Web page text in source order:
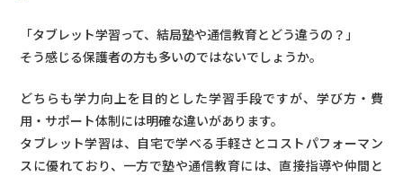
「タブレット学習って、結局塾や通信教育とどう違うの？」
そう感じる保護者の方も多いのではないでしょうか。
どちらも学力向上を目的とした学習手段ですが、学び方・費
用・サポート体制には明確な違いがあります。
タブレット学習は、自宅で学べる手軽さとコストパフォーマン
スに優れており、一方で塾や通信教育には、直接指導や仲間と